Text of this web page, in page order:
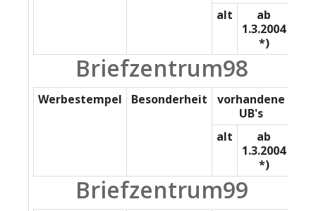
alt
ab
1.3.2004
*)
Briefzentrum98
Werbestempel Besonderheit
vorhandene
UB's
alt
ab
1.3.2004
*)
Briefzentrum99